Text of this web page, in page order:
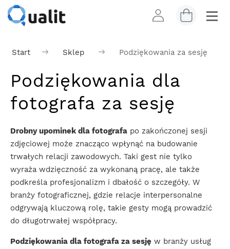
Start Sklep Podziękowania za sesję
Podziękowania dla
fotografa za sesję
Drobny upominek dla fotografa po zakończonej sesji
zdjęciowej może znacząco wpłynąć na budowanie
trwałych relacji zawodowych. Taki gest nie tylko
wyraża wdzięczność za wykonaną pracę, ale także
podkreśla profesjonalizm i dbałość o szczegóły. W
branży fotograficznej, gdzie relacje interpersonalne
odgrywają kluczową rolę, takie gesty mogą prowadzić
do długotrwałej współpracy.
Podziękowania dla fotografa za sesję w branży usług